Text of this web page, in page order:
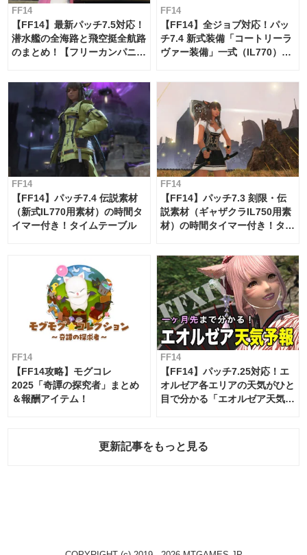
FF14
【FF14】最新パッチ7.5対応！
潜水艦の全海路と飛空挺全航路
のまとめ！【フリーカンパニ
FF14
【FF14】全ジョブ対応！パッ
チ7.4 新式装備「コートリーラ
ヴァー装備」一式（IL770）の
FF14
【FF14】パッチ7.4 伝説素材
（新式IL770用素材）の時間タ
イマー付き！タイムテーブル
FF14
【FF14】パッチ7.3 刻限・伝
説素材（ギャザクラIL750用素
材）の時間タイマー付き！タイ
FF14
【FF14攻略】モグコレ
2025「奇譚の探究者」まとめ
＆報酬アイテム！
FF14
【FF14】パッチ7.25対応！エ
オルゼア各エリアの天気がひと
目で分かる「エオルゼア天気予
更新記事をもっと見る